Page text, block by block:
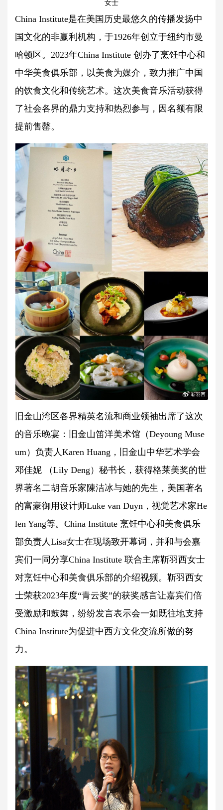
女士
China Institute是在美国历史最悠久的传播发扬中
国文化的非赢利机构，于1926年创立于纽约市曼
哈顿区。2023年China Institute 创办了烹饪中心和
中华美食俱乐部，以美食为媒介，致力推广中国
的饮食文化和传统艺术。这次美食音乐活动获得
了社会各界的鼎力支持和热烈参与，因名额有限
提前售罄。
旧金山湾区各界精英名流和商业领袖出席了这次
的音乐晚宴：旧金山笛洋美术馆（Deyoung Muse
um）负责人Karen Huang，旧金山中华艺术学会
邓佳妮 （Lily Deng）秘书长，获得格莱美奖的世
界著名二胡音乐家陳洁冰与她的先生，美国著名
的富豪御用设计师Luke van Duyn，视觉艺术家He
len Yang等。China Institute 烹饪中心和美食俱乐
部负责人Lisa女士在现场致开幕词，并和与会嘉
宾们一同分享China Institute 联合主席靳羽西女士
对烹饪中心和美食俱乐部的介绍视频。靳羽西女
士荣获2023年度“青云奖”的获奖感言让嘉宾们倍
受激励和鼓舞，纷纷发言表示会一如既往地支持
China Institute为促进中西方文化交流所做的努
力。